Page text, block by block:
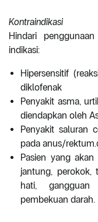
Kontraindikasi
Hindari
indikasi:
Hipersensitif
diklofenak
Penyakit asma,
diendapkan oleh
Penyakit saluran
pada anus/
Pasien yang
jantung, perokok,
hati,
pembekuan darah.